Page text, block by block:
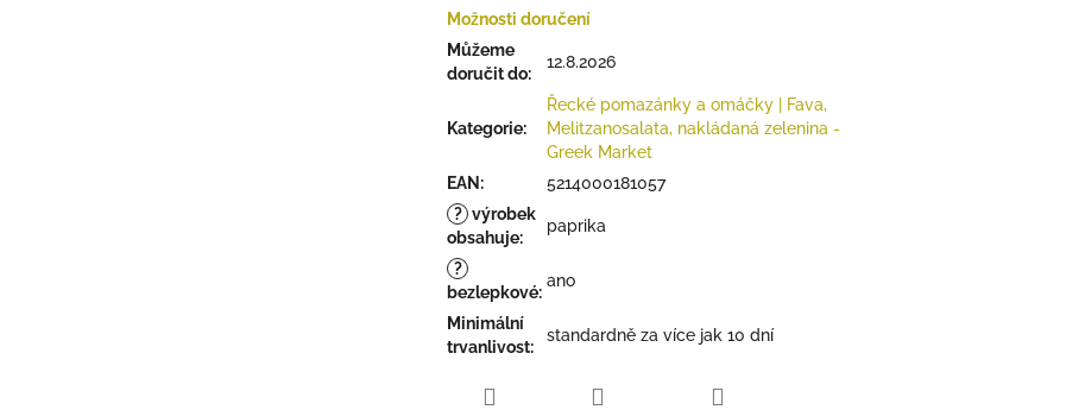
Možnosti doručení
Můžeme
doručit do:
12.8.2026
Kategorie:
Řecké pomazánky a omáčky | Fava,
Melitzanosalata, nakládaná zelenina -
Greek Market
EAN:
5214000181057
? výrobek
obsahuje:
paprika
?
bezlepkové:
ano
Minimální
trvanlivost:
standardně za více jak 10 dní